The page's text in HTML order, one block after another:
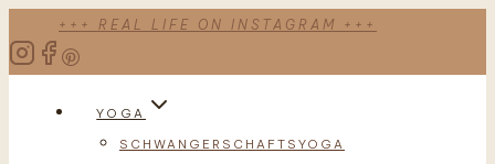
Inhalt
+++ REAL LIFE ON INSTAGRAM +++
YOGA
SCHWANGERSCHAFTSYOGA